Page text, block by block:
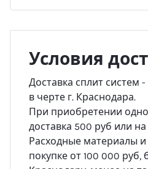
Условия
Доставка сплит систем
в черте г. Краснодара.
При приобретении
доставка 500 руб или
Расходные материалы
покупке от 100 000 руб,